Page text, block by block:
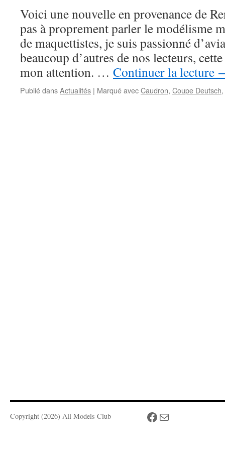
Voici une nouvelle en provenance de
pas à proprement parler le modélisme
de maquettistes, je suis passionné
beaucoup d’autres de nos lecteurs,
mon attention. … Continuer la lecture
Publié dansActualités | Marqué avecCaudron, Coupe Deutsch,
Copyright (2026) All Models Club Facebook
Mail